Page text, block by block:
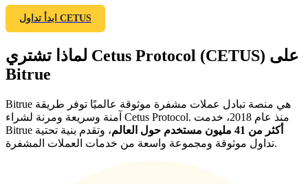
الإحالة
قم بدعوة صديق لتحصل على مكافآت نقدية
BTC Welcome Rewards
ابدأ تداول CETUS
لماذا تشتري Cetus Protocol (CETUS) على
Bitrue
Bitrue هي منصة تبادل عملات مشفرة موثوقة عالميًا توفر طريقة
آمنة وسريعة ومرنة لشراء Cetus Protocol. منذ عام 2018، خدمت
Bitrue
أكثر من 41 مليون مستخدم حول العالم
، وتقدم بنية تحتية
تداول موثوقة ومجموعة واسعة من خدمات العملات المشفرة.